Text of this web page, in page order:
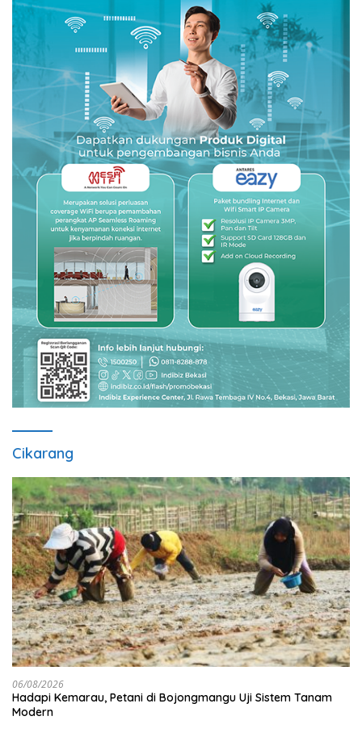
Cikarang
06/08/2026
Hadapi Kemarau, Petani di Bojongmangu Uji Sistem Tanam
Modern